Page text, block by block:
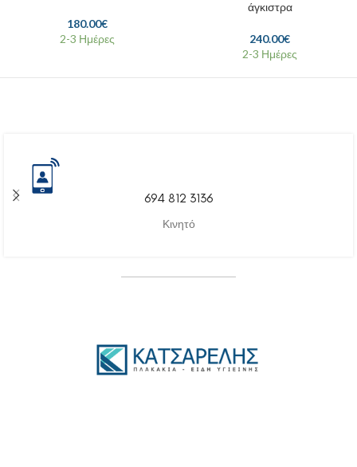
180.00€
2-3 Ημέρες
άγκιστρα
240.00€
2-3 Ημέρες
694 812 3136
Κινητό